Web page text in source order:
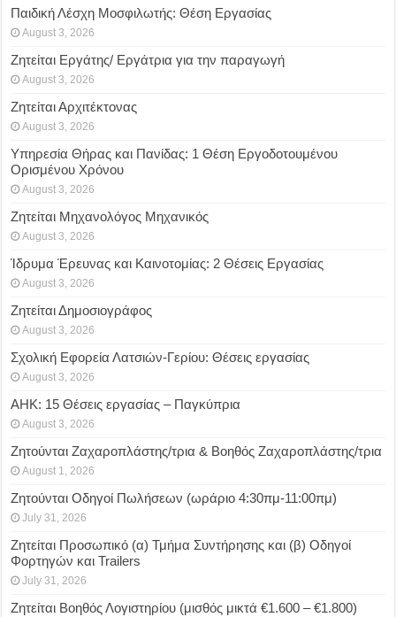
Παιδική Λέσχη Μοσφιλωτής: Θέση Εργασίας
August 3, 2026
Ζητείται Εργάτης/ Εργάτρια για την παραγωγή
August 3, 2026
Ζητείται Αρχιτέκτονας
August 3, 2026
Υπηρεσία Θήρας και Πανίδας: 1 Θέση Eργοδοτουμένου
Oρισμένου Xρόνου
August 3, 2026
Ζητείται Μηχανολόγος Μηχανικός
August 3, 2026
Ίδρυμα Έρευνας και Καινοτομίας: 2 Θέσεις Εργασίας
August 3, 2026
Ζητείται Δημοσιογράφος
August 3, 2026
Σχολική Εφορεία Λατσιών-Γερίου: Θέσεις εργασίας
August 3, 2026
ΑΗΚ: 15 Θέσεις εργασίας – Παγκύπρια
August 3, 2026
Ζητούνται Ζαχαροπλάστης/τρια & Βοηθός Ζαχαροπλάστης/τρια
August 1, 2026
Ζητούνται Οδηγοί Πωλήσεων (ωράριο 4:30πμ-11:00πμ)
July 31, 2026
Ζητείται Προσωπικό (α) Τμήμα Συντήρησης και (β) Οδηγοί
Φορτηγών και Trailers
July 31, 2026
Ζητείται Βοηθός Λογιστηρίου (μισθός μικτά €1.600 – €1.800)